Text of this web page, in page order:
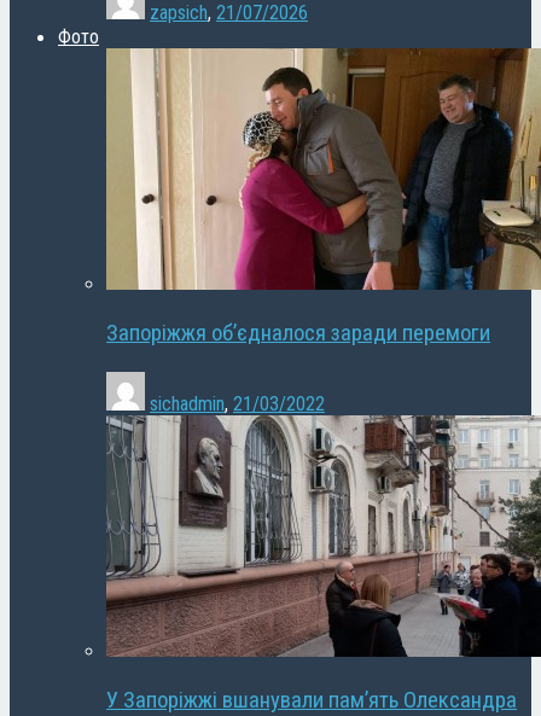
zapsich, 21/07/2026
Фото
Запоріжжя об’єдналося заради перемоги
sichadmin, 21/03/2022
У Запоріжжі вшанували пам’ять Олександра